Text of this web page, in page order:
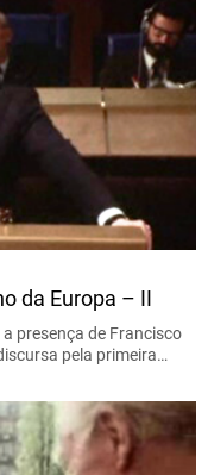
da Europa – II
presença de Francisco
pela primeira…